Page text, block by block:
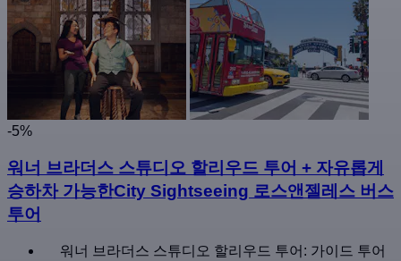
-5%
워너 브라더스 스튜디오 할리우드 투어 + 자유롭게
승하차 가능한City Sightseeing 로스앤젤레스 버스
투어
워너 브라더스 스튜디오 할리우드 투어: 가이드 투어